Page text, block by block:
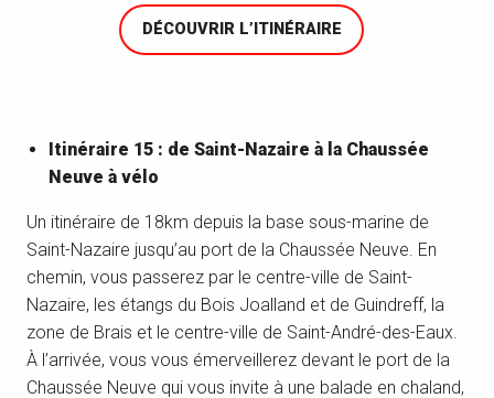
DÉCOUVRIR L’ITINÉRAIRE
Itinéraire 15 : de Saint-Nazaire à la Chaussée
Neuve à vélo
Un itinéraire de 18km depuis la base sous-marine de
Saint-Nazaire jusqu’au port de la Chaussée Neuve. En
chemin, vous passerez par le centre-ville de Saint-
Nazaire, les étangs du Bois Joalland et de Guindreff, la
zone de Brais et le centre-ville de Saint-André-des-Eaux.
À l’arrivée, vous vous émerveillerez devant le port de la
Chaussée Neuve qui vous invite à une balade en chaland,
Top 5 des balades à faire à pied en